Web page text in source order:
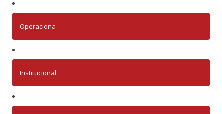
Operacional
Institucional